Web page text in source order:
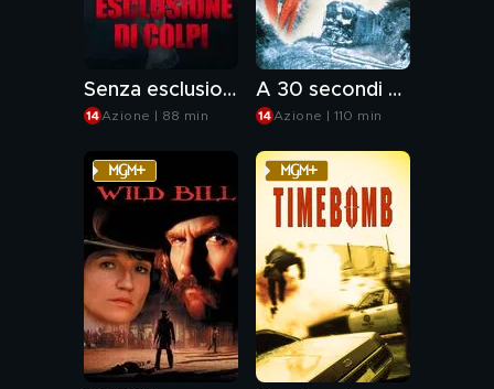
Senza esclusione di colpi
Azione | 88 min
A 30 secondi dalla fine
Azione | 110 min